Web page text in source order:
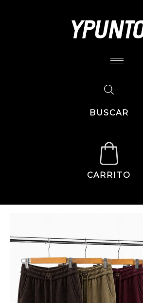
BUSCAR
CARRITO